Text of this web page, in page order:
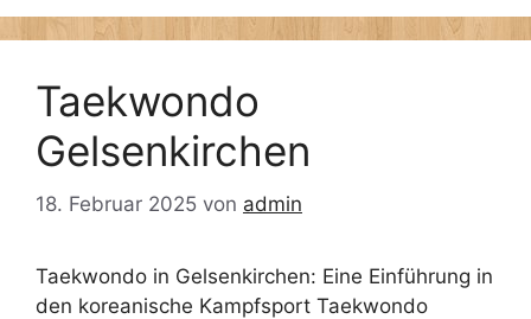
Taekwondo
Gelsenkirchen
18. Februar 2025 von admin
Taekwondo in Gelsenkirchen: Eine Einführung in
den koreanische Kampfsport Taekwondo